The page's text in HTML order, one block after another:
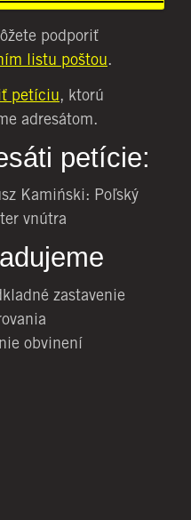
podporiť
listu poštou.
petíciu, ktorú
adresátom.
petície:
Kamiński: Poľský
vnútra
zastavenie
obvinení